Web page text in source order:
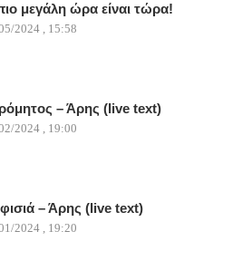
μεγάλη ώρα είναι τώρα!
2024 , 15:58
– Άρης (live text)
2024 , 19:00
– Άρης (live text)
2024 , 19:20